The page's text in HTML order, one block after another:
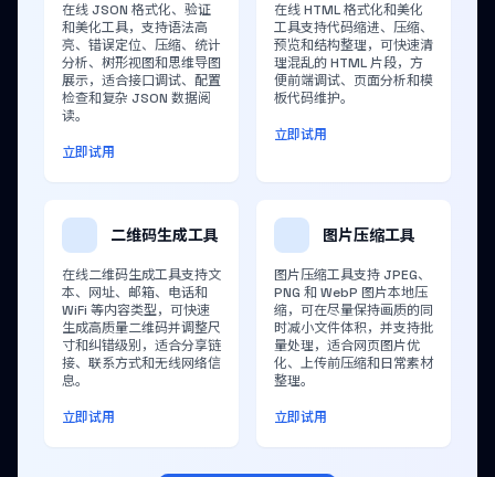
在线 JSON 格式化、验证
和美化工具，支持语法高
亮、错误定位、压缩、统计
分析、树形视图和思维导图
展示，适合接口调试、配置
检查和复杂 JSON 数据阅
读。
立即试用
在线 HTML 格式化和美化
工具支持代码缩进、压缩、
预览和结构整理，可快速清
理混乱的 HTML 片段，方
便前端调试、页面分析和模
板代码维护。
立即试用
二维码生成工具
在线二维码生成工具支持文
本、网址、邮箱、电话和
WiFi 等内容类型，可快速
生成高质量二维码并调整尺
寸和纠错级别，适合分享链
接、联系方式和无线网络信
息。
立即试用
图片压缩工具
图片压缩工具支持 JPEG、
PNG 和 WebP 图片本地压
缩，可在尽量保持画质的同
时减小文件体积，并支持批
量处理，适合网页图片优
化、上传前压缩和日常素材
整理。
立即试用